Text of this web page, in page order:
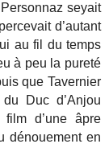
seyait
d’autant
au fil du temps
à peu la pureté
que Tavernier
Duc d’Anjou
d’une âpre
dénouement en